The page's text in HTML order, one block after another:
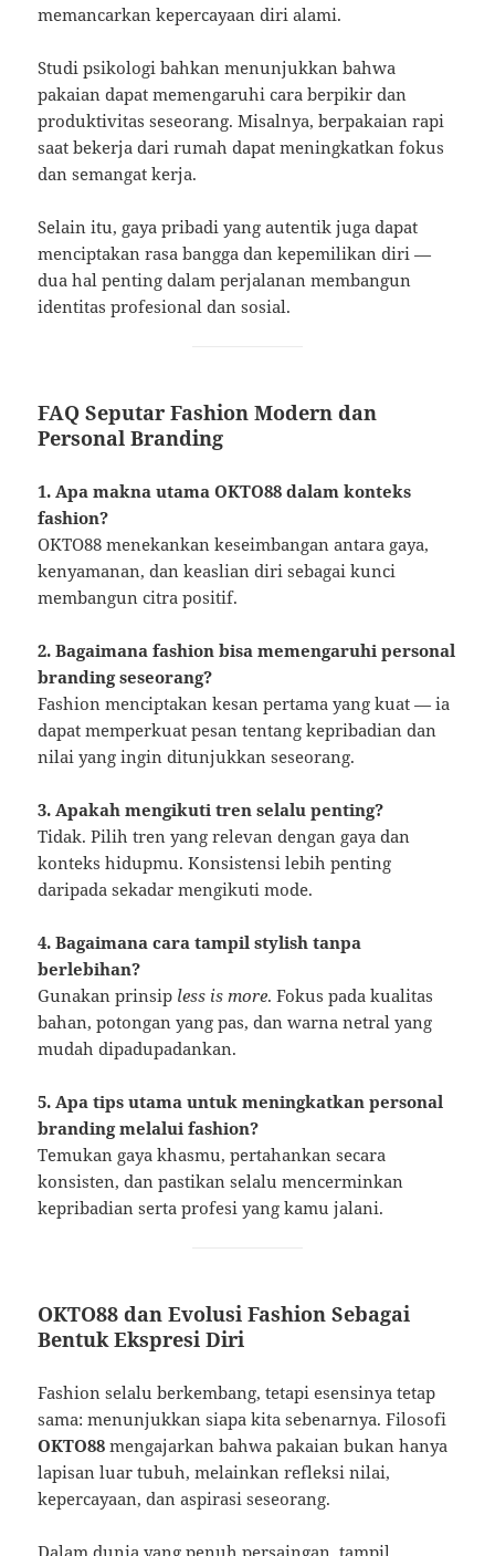
memancarkan kepercayaan diri alami.
Studi psikologi bahkan menunjukkan bahwa
pakaian dapat memengaruhi cara berpikir dan
produktivitas seseorang. Misalnya, berpakaian rapi
saat bekerja dari rumah dapat meningkatkan fokus
dan semangat kerja.
Selain itu, gaya pribadi yang autentik juga dapat
menciptakan rasa bangga dan kepemilikan diri —
dua hal penting dalam perjalanan membangun
identitas profesional dan sosial.
FAQ Seputar Fashion Modern dan
Personal Branding
1. Apa makna utama OKTO88 dalam konteks
fashion?
OKTO88 menekankan keseimbangan antara gaya,
kenyamanan, dan keaslian diri sebagai kunci
membangun citra positif.
2. Bagaimana fashion bisa memengaruhi personal
branding seseorang?
Fashion menciptakan kesan pertama yang kuat — ia
dapat memperkuat pesan tentang kepribadian dan
nilai yang ingin ditunjukkan seseorang.
3. Apakah mengikuti tren selalu penting?
Tidak. Pilih tren yang relevan dengan gaya dan
konteks hidupmu. Konsistensi lebih penting
daripada sekadar mengikuti mode.
4. Bagaimana cara tampil stylish tanpa
berlebihan?
Gunakan prinsip less is more. Fokus pada kualitas
bahan, potongan yang pas, dan warna netral yang
mudah dipadupadankan.
5. Apa tips utama untuk meningkatkan personal
branding melalui fashion?
Temukan gaya khasmu, pertahankan secara
konsisten, dan pastikan selalu mencerminkan
kepribadian serta profesi yang kamu jalani.
OKTO88 dan Evolusi Fashion Sebagai
Bentuk Ekspresi Diri
Fashion selalu berkembang, tetapi esensinya tetap
sama: menunjukkan siapa kita sebenarnya. Filosofi
OKTO88 mengajarkan bahwa pakaian bukan hanya
lapisan luar tubuh, melainkan refleksi nilai,
kepercayaan, dan aspirasi seseorang.
Dalam dunia yang penuh persaingan, tampil